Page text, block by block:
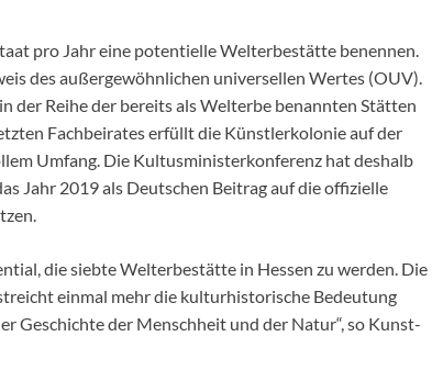
pro Jahr eine potentielle Welterbestätte benennen.
des außergewöhnlichen universellen Wertes (OUV).
der Reihe der bereits als Welterbe benannten Stätten
Fachbeirates erfüllt die Künstlerkolonie auf der
Umfang. Die Kultusministerkonferenz hat deshalb
Jahr 2019 als Deutschen Beitrag auf die offizielle
die siebte Welterbestätte in Hessen zu werden. Die
einmal mehr die kulturhistorische Bedeutung
Geschichte der Menschheit und der Natur“, so Kunst-